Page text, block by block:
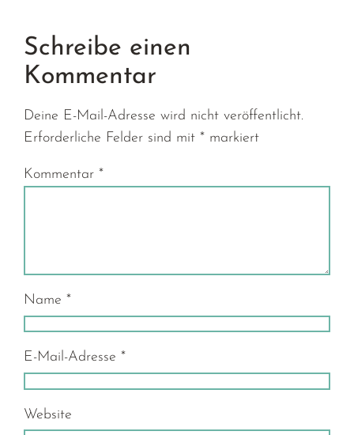
Schreibe einen
Kommentar
Deine E-Mail-Adresse wird nicht veröffentlicht.
Erforderliche Felder sind mit* markiert
Kommentar*
Name*
E-Mail-Adresse*
Website